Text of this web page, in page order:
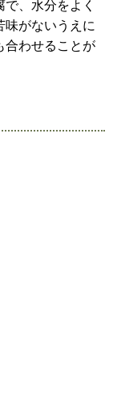
、水分をよく
味がないうえに
合わせることが